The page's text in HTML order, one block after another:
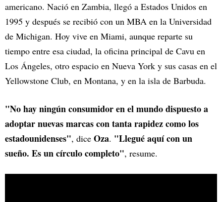
americano. Nació en Zambia, llegó a Estados Unidos en
1995 y después se recibió con un MBA en la Universidad
de Michigan. Hoy vive en Miami, aunque reparte su
tiempo entre esa ciudad, la oficina principal de Cavu en
Los Ángeles, otro espacio en Nueva York y sus casas en el
Yellowstone Club, en Montana, y en la isla de Barbuda.
"No hay ningún consumidor en el mundo dispuesto a
adoptar nuevas marcas con tanta rapidez como los
estadounidenses", dice Oza. "Llegué aquí con un
sueño. Es un círculo completo", resume.